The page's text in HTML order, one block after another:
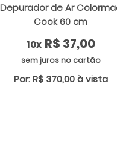
Depurador de Ar
Cook 60 cm
10x R$ 37,00
sem juros no cartão
Por: R$ 370,00 à vista